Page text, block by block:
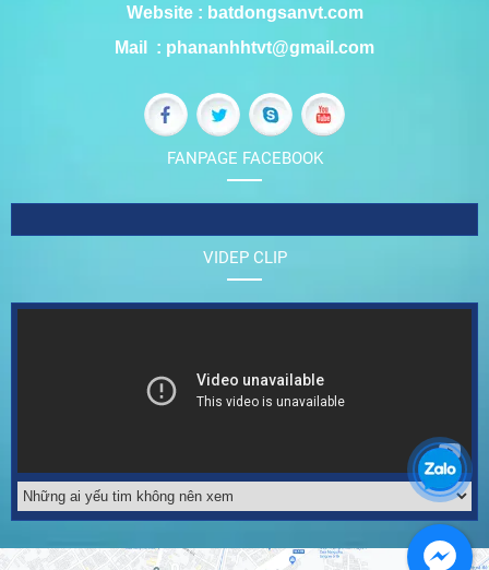
Website : batdongsanvt.com
Mail : phananhhtvt@gmail.com
FANPAGE FACEBOOK
VIDEP CLIP